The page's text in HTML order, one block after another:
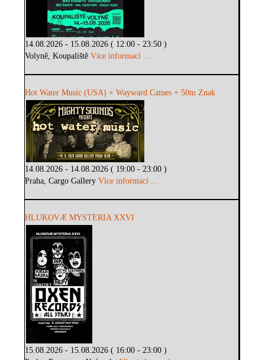
14.08.2026 - 15.08.2026 ( 12:00 - 23:50 )
Volyně, KoupalištěVíce informací ...
Hot Water Music (USA) + Wayward Caines + 50m Znak
14.08.2026 - 14.08.2026 ( 19:00 - 23:00 )
Praha, Cargo GalleryVíce informací ...
HLUKOVÆ MYSTERIA XXVI
15.08.2026 - 15.08.2026 ( 16:00 - 23:00 )